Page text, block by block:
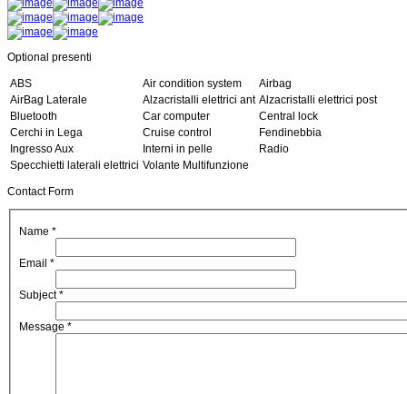
Optional presenti
ABS Air condition system
Airbag
AirBag Laterale
Alzacristalli elettrici ant Alzacristalli elettrici post
Bluetooth
Car computer
Central lock
Cerchi in Lega
Cruise control
Fendinebbia
Ingresso Aux
Interni in pelle
Radio
Specchietti laterali elettrici Volante Multifunzione
Contact Form
Name *
Email *
Subject*
Message *